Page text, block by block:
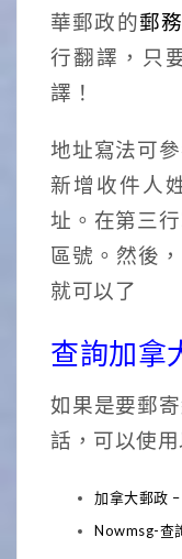
華郵政的郵
行翻譯，只
譯！
地址寫法可
新增收件人
址。在第三
區號。然後
就可以了
查詢加拿
如果是要郵
話，可以使用
加拿大郵政
Nowmsg-查